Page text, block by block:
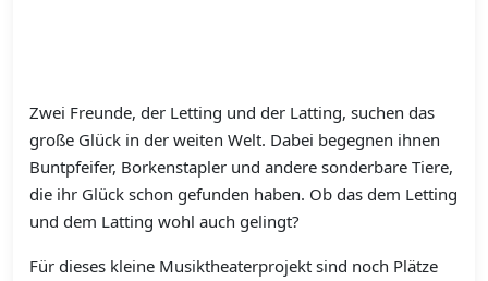
Zwei Freunde, der Letting und der Latting, suchen das
große Glück in der weiten Welt. Dabei begegnen ihnen
Buntpfeifer, Borkenstapler und andere sonderbare Tiere,
die ihr Glück schon gefunden haben. Ob das dem Letting
und dem Latting wohl auch gelingt?
Für dieses kleine Musiktheaterprojekt sind noch Plätze